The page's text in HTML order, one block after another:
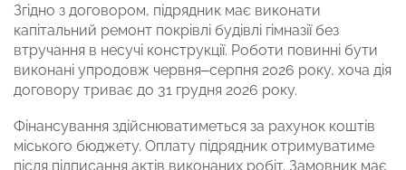
Згідно з договором, підрядник має виконати
капітальний ремонт покрівлі будівлі гімназії без
втручання в несучі конструкції. Роботи повинні бути
виконані упродовж червня–серпня 2026 року, хоча дія
договору триває до 31 грудня 2026 року.
Фінансування здійснюватиметься за рахунок коштів
міського бюджету. Оплату підрядник отримуватиме
після підписання актів виконаних робіт. Замовник має